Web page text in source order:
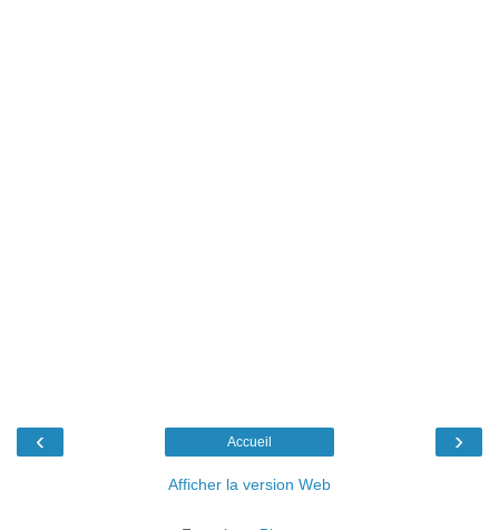
‹ ›
Accueil
Afficher la version Web